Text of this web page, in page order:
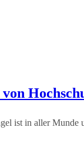
ist in aller